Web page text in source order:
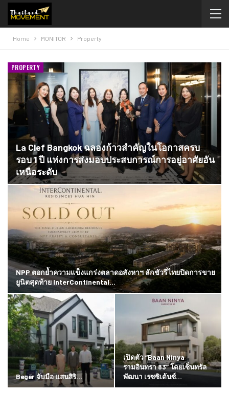
Home MONITOR Property
PROPERTY
La Clef Bangkok ฉลองก้าวสำคัญในโอกาสครบ
รอบ 1 ปี แห่งการส่งมอบประสบการณ์การอยู่อาศัยอัน
เหนือระดับ
NPP ตอกย้ำความแข็งแกร่งตลาดอสังหาฯ ลักชัวรี่ไทยปิดการขาย
ยูนิตสุดท้าย InterContinental…
Beger จับมือ แสนสิริ…
เปิดตัว “Baan Ninya
รามอินทรา 83” โดยเซ็นทรัล
พัฒนา เรซซิเด้นซ์…